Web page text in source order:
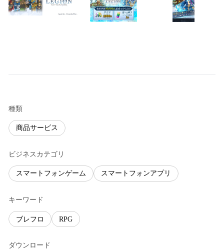
種類
商品サービス
ビジネスカテゴリ
スマートフォンゲーム スマートフォンアプリ
キーワード
ブレフロ RPG
ダウンロード